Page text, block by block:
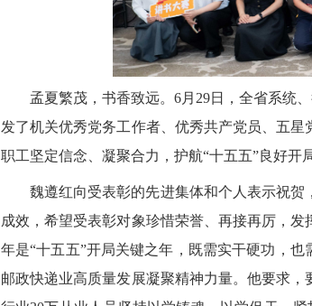
孟夏繁茂，书香致远。6月29日，全省系统
发了机关优秀党务工作者、优秀共产党员、五
职工坚定信念、凝聚合力，护航“十五五”良好开
魏遵红向受表彰的先进集体和个人表示祝
成效，希望受表彰对象珍惜荣誉、再接再厉，
年是“十五五”开局关键之年，既需实干硬功，
邮政快递业高质量发展凝聚精神力量。他要求